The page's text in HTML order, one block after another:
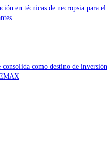
en técnicas de necropsia para el
como destino de inversión